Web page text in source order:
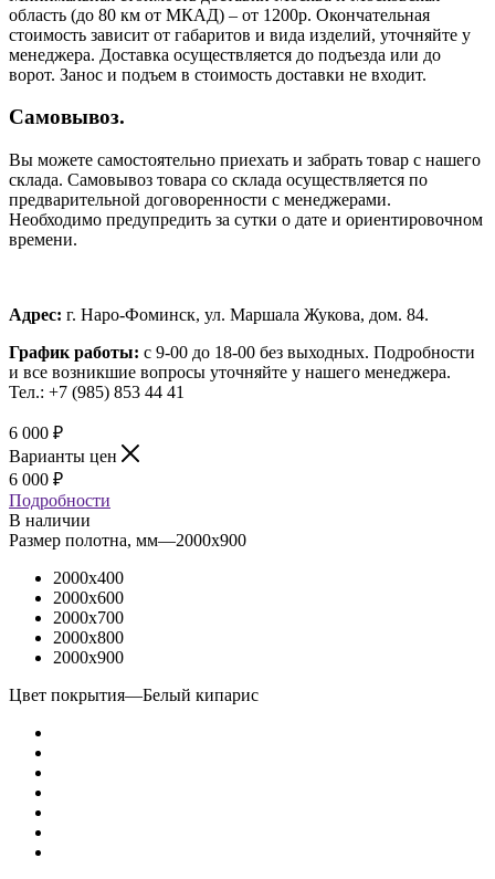
область (до 80 км от МКАД) – от 1200р. Окончательная
стоимость зависит от габаритов и вида изделий, уточняйте у
менеджера. Доставка осуществляется до подъезда или до
ворот. Занос и подъем в стоимость доставки не входит.
Самовывоз.
Вы можете самостоятельно приехать и забрать товар с нашего
склада. Самовывоз товара со склада осуществляется по
предварительной договоренности с менеджерами.
Необходимо предупредить за сутки о дате и ориентировочном
времени.
Адрес: г. Наро-Фоминск, ул. Маршала Жукова, дом. 84.
График работы: с 9-00 до 18-00 без выходных. Подробности
и все возникшие вопросы уточняйте у нашего менеджера.
Тел.: +7 (985) 853 44 41
6 000 ₽
Варианты цен
6 000 ₽
Подробности
В наличии
Размер полотна, мм—2000x900
2000x400
2000x600
2000x700
2000x800
2000x900
Цвет покрытия—Белый кипарис